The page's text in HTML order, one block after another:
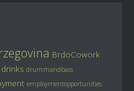
BrdoCowork
drinks drummandbass
employmentopportunities